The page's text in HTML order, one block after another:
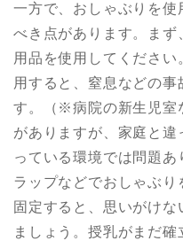
一方で、おしゃぶりを使
べき点があります。まず
用品を使用してくださ
用すると、窒息などの事
す。（※病院の新生児室
がありますが、家庭と
っている環境では問題あ
ラップなどでおしゃぶり
固定すると、思いがけ
ましょう。授乳がまだ